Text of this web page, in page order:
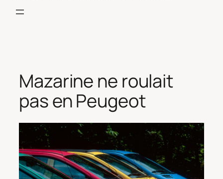
Mazarine ne roulait
pas en Peugeot